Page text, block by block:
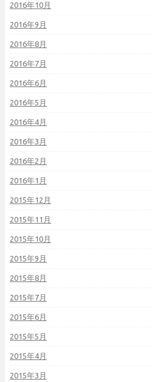
2016年10月
2016年9月
2016年8月
2016年7月
2016年6月
2016年5月
2016年4月
2016年3月
2016年2月
2016年1月
2015年12月
2015年11月
2015年10月
2015年9月
2015年8月
2015年7月
2015年6月
2015年5月
2015年4月
2015年3月